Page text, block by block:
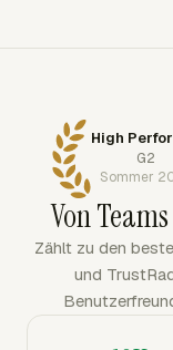
High
G2
Sommer
Von
Zählt zu den
und